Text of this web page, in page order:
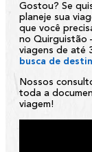
Gostou? Se
planeje sua
que você
no Quirguistão
viagens de até
busca de
Nossos
toda a
viagem!